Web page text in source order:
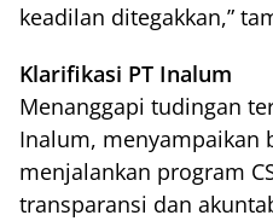
keadilan ditegakkan,”
Klarifikasi PT Inalum
Menanggapi tudingan
Inalum, menyampaikan
menjalankan program
transparansi dan